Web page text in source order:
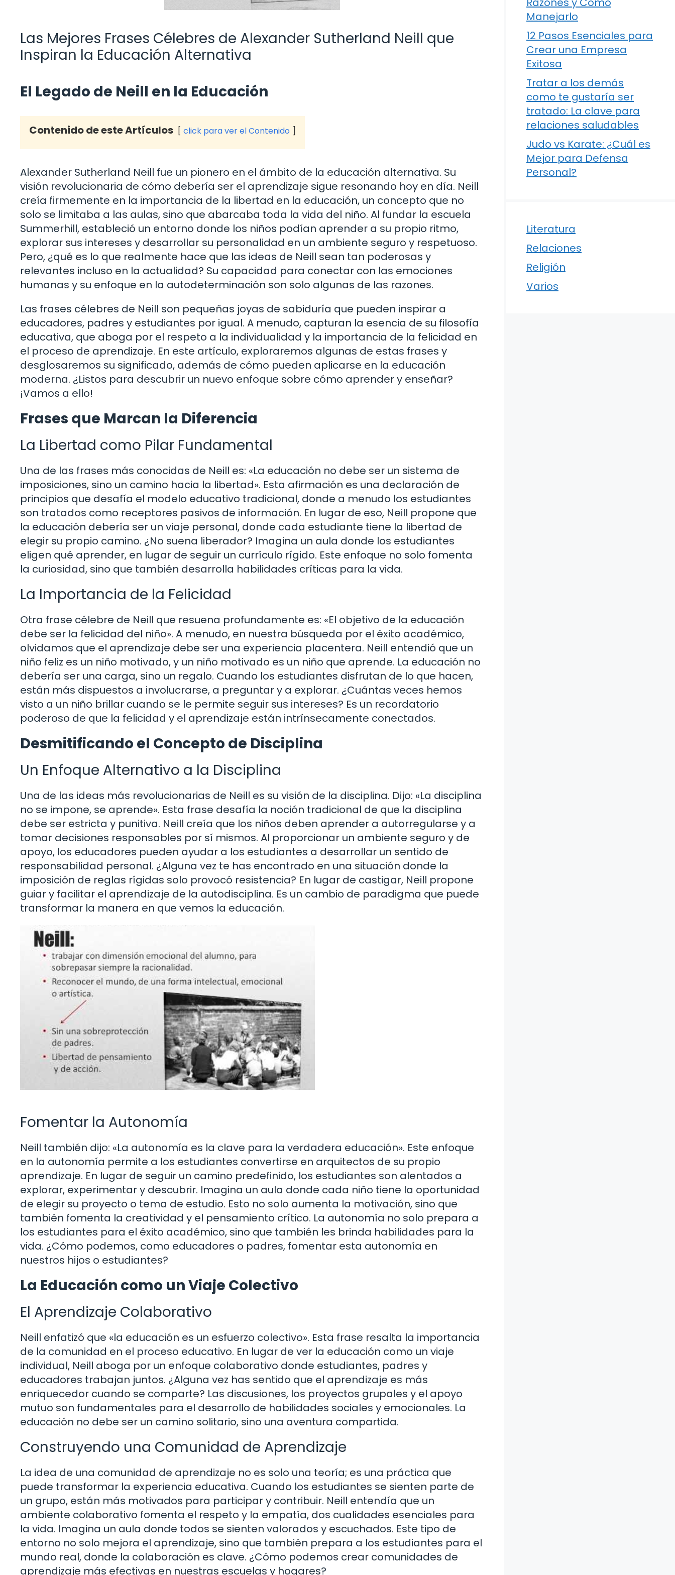
Las Mejores Frases Célebres de Alexander Sutherland Neill que
Inspiran la Educación Alternativa
El Legado de Neill en la Educación
Contenido de este Artículos click para ver el Contenido
Alexander Sutherland Neill fue un pionero en el ámbito de la educación alternativa. Su
visión revolucionaria de cómo debería ser el aprendizaje sigue resonando hoy en día. Neill
creía firmemente en la importancia de la libertad en la educación, un concepto que no
solo se limitaba a las aulas, sino que abarcaba toda la vida del niño. Al fundar la escuela
Summerhill, estableció un entorno donde los niños podían aprender a su propio ritmo,
explorar sus intereses y desarrollar su personalidad en un ambiente seguro y respetuoso.
Pero, ¿qué es lo que realmente hace que las ideas de Neill sean tan poderosas y
relevantes incluso en la actualidad? Su capacidad para conectar con las emociones
humanas y su enfoque en la autodeterminación son solo algunas de las razones.
Las frases célebres de Neill son pequeñas joyas de sabiduría que pueden inspirar a
educadores, padres y estudiantes por igual. A menudo, capturan la esencia de su filosofía
educativa, que aboga por el respeto a la individualidad y la importancia de la felicidad en
el proceso de aprendizaje. En este artículo, exploraremos algunas de estas frases y
desglosaremos su significado, además de cómo pueden aplicarse en la educación
moderna. ¿Listos para descubrir un nuevo enfoque sobre cómo aprender y enseñar?
¡Vamos a ello!
Frases que Marcan la Diferencia
La Libertad como Pilar Fundamental
Una de las frases más conocidas de Neill es: «La educación no debe ser un sistema de
imposiciones, sino un camino hacia la libertad». Esta afirmación es una declaración de
principios que desafía el modelo educativo tradicional, donde a menudo los estudiantes
son tratados como receptores pasivos de información. En lugar de eso, Neill propone que
la educación debería ser un viaje personal, donde cada estudiante tiene la libertad de
elegir su propio camino. ¿No suena liberador? Imagina un aula donde los estudiantes
eligen qué aprender, en lugar de seguir un currículo rígido. Este enfoque no solo fomenta
la curiosidad, sino que también desarrolla habilidades críticas para la vida.
La Importancia de la Felicidad
Otra frase célebre de Neill que resuena profundamente es: «El objetivo de la educación
debe ser la felicidad del niño». A menudo, en nuestra búsqueda por el éxito académico,
olvidamos que el aprendizaje debe ser una experiencia placentera. Neill entendió que un
niño feliz es un niño motivado, y un niño motivado es un niño que aprende. La educación no
debería ser una carga, sino un regalo. Cuando los estudiantes disfrutan de lo que hacen,
están más dispuestos a involucrarse, a preguntar y a explorar. ¿Cuántas veces hemos
visto a un niño brillar cuando se le permite seguir sus intereses? Es un recordatorio
poderoso de que la felicidad y el aprendizaje están intrínsecamente conectados.
Desmitificando el Concepto de Disciplina
Un Enfoque Alternativo a la Disciplina
Una de las ideas más revolucionarias de Neill es su visión de la disciplina. Dijo: «La disciplina
no se impone, se aprende». Esta frase desafía la noción tradicional de que la disciplina
debe ser estricta y punitiva. Neill creía que los niños deben aprender a autorregularse y a
tomar decisiones responsables por sí mismos. Al proporcionar un ambiente seguro y de
apoyo, los educadores pueden ayudar a los estudiantes a desarrollar un sentido de
responsabilidad personal. ¿Alguna vez te has encontrado en una situación donde la
imposición de reglas rígidas solo provocó resistencia? En lugar de castigar, Neill propone
guiar y facilitar el aprendizaje de la autodisciplina. Es un cambio de paradigma que puede
transformar la manera en que vemos la educación.
Fomentar la Autonomía
Neill también dijo: «La autonomía es la clave para la verdadera educación». Este enfoque
en la autonomía permite a los estudiantes convertirse en arquitectos de su propio
aprendizaje. En lugar de seguir un camino predefinido, los estudiantes son alentados a
explorar, experimentar y descubrir. Imagina un aula donde cada niño tiene la oportunidad
de elegir su proyecto o tema de estudio. Esto no solo aumenta la motivación, sino que
también fomenta la creatividad y el pensamiento crítico. La autonomía no solo prepara a
los estudiantes para el éxito académico, sino que también les brinda habilidades para la
vida. ¿Cómo podemos, como educadores o padres, fomentar esta autonomía en
nuestros hijos o estudiantes?
La Educación como un Viaje Colectivo
El Aprendizaje Colaborativo
Neill enfatizó que «la educación es un esfuerzo colectivo». Esta frase resalta la importancia
de la comunidad en el proceso educativo. En lugar de ver la educación como un viaje
individual, Neill aboga por un enfoque colaborativo donde estudiantes, padres y
educadores trabajan juntos. ¿Alguna vez has sentido que el aprendizaje es más
enriquecedor cuando se comparte? Las discusiones, los proyectos grupales y el apoyo
mutuo son fundamentales para el desarrollo de habilidades sociales y emocionales. La
educación no debe ser un camino solitario, sino una aventura compartida.
Construyendo una Comunidad de Aprendizaje
La idea de una comunidad de aprendizaje no es solo una teoría; es una práctica que
puede transformar la experiencia educativa. Cuando los estudiantes se sienten parte de
un grupo, están más motivados para participar y contribuir. Neill entendía que un
ambiente colaborativo fomenta el respeto y la empatía, dos cualidades esenciales para
la vida. Imagina un aula donde todos se sienten valorados y escuchados. Este tipo de
entorno no solo mejora el aprendizaje, sino que también prepara a los estudiantes para el
mundo real, donde la colaboración es clave. ¿Cómo podemos crear comunidades de
aprendizaje más efectivas en nuestras escuelas y hogares?
Manejarlo
12 Pasos Esenciales para
Crear una Empresa
Exitosa
Tratar a los demás
como te gustaría ser
tratado: La clave para
relaciones saludables
Judo vs Karate: ¿Cuál es
Mejor para Defensa
Personal?
Literatura
Relaciones
Religión
Varios